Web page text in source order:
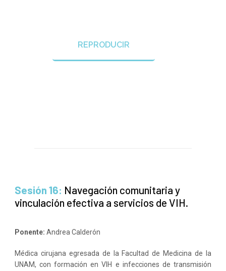
REPRODUCIR
Sesión 16: Navegación comunitaria y
vinculación efectiva a servicios de VIH.
Ponente: Andrea Calderón
Médica cirujana egresada de la Facultad de Medicina de la
UNAM, con formación en VIH e infecciones de transmisión